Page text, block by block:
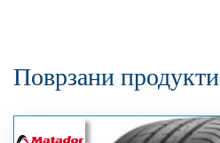
Поврзани продукти